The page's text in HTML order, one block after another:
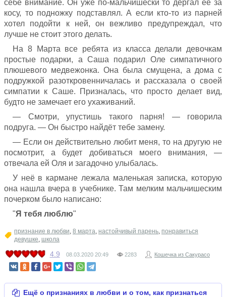
себе внимание. Он уже по-мальчишески то дёргал её за
косу, то подножку подставлял. А если кто-то из парней
хотел подойти к ней, он вежливо предупреждал, что
лучше не стоит этого делать.
На 8 Марта все ребята из класса делали девочкам
простые подарки, а Саша подарил Оле симпатичного
плюшевого медвежонка. Она была смущена, а дома с
подружкой разоткровенничалась и рассказала о своей
симпатии к Саше. Призналась, что просто делает вид,
будто не замечает его ухаживаний.
— Смотри, упустишь такого парня! — говорила
подруга. — Он быстро найдёт тебе замену.
— Если он действительно любит меня, то на другую не
посмотрит, а будет добиваться моего внимания, —
отвечала ей Оля и загадочно улыбалась.
У неё в кармане лежала маленькая записка, которую
она нашла вчера в учебнике. Там мелким мальчишеским
почерком было написано:
"Я тебя люблю"
признание в любви, 8 марта, настойчивый парень, понравиться
девушке, школа
4.9 08.03.2020 20:49 2283 Кошечка из Сакурасо
Ещё о признаниях в любви и о том, как признаться